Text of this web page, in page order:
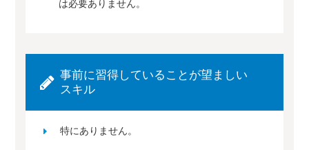
は必要ありません。
事前に習得していることが望ましい
スキル
特にありません。